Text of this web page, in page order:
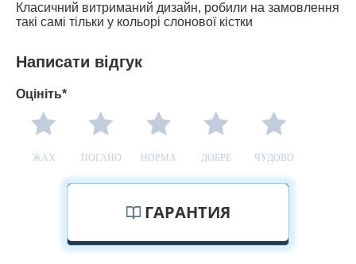
Класичний витриманий дизайн, робили на замовлення
такі самі тільки у кольорі слонової кістки
Написати відгук
Оцініть*
ЖАХ ПОГАНО НОРМА ДОБРЕ ЧУДОВО
ГАРАНТИЯ